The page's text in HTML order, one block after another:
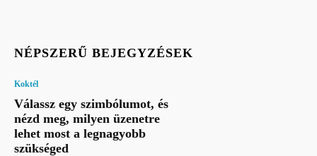
NÉPSZERŰ BEJEGYZÉSEK
Koktél
Válassz egy szimbólumot, és
nézd meg, milyen üzenetre
lehet most a legnagyobb
szükséged